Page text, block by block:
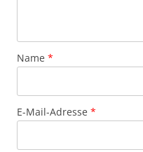
Name *
E-Mail-Adresse *